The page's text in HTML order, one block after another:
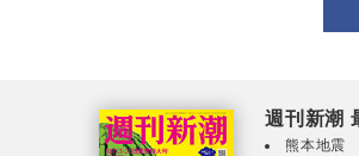
週刊新潮
熊本地震